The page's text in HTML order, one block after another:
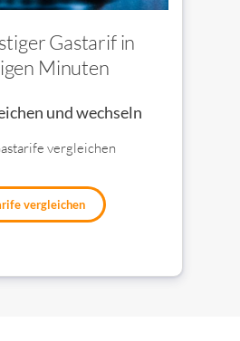
Gastarif in
Minuten
und wechseln
vergleichen
vergleichen